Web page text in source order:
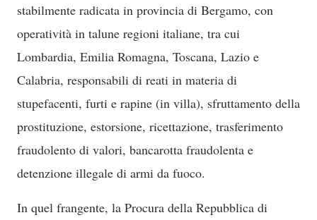
stabilmente radicata in provincia di Bergamo, con
operatività in talune regioni italiane, tra cui
Lombardia, Emilia Romagna, Toscana, Lazio e
Calabria, responsabili di reati in materia di
stupefacenti, furti e rapine (in villa), sfruttamento della
prostituzione, estorsione, ricettazione, trasferimento
fraudolento di valori, bancarotta fraudolenta e
detenzione illegale di armi da fuoco.
In quel frangente, la Procura della Repubblica di